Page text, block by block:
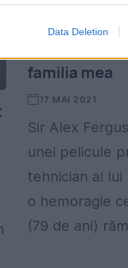
Data Deletion
legendarul
familia mea
17 MAI 2021
Sir Alex
unei pelicule
tehnician al
o hemoragie
(79 de ani)